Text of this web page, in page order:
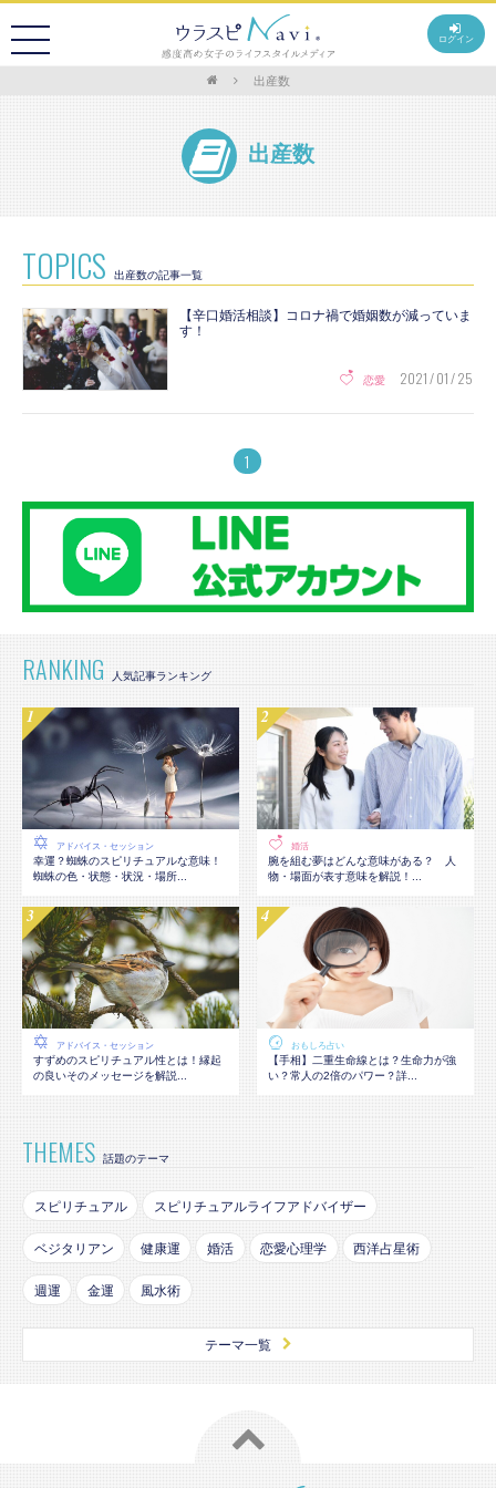
ログイン
出産数
出産数
TOPICS 出産数の記事一覧
【辛口婚活相談】コロナ禍で婚姻数が減っていま
す！
恋愛 2021 / 01 / 25
1
RANKING
アドバイス・セッション
幸運？蜘蛛のスピリチュアルな意味！
蜘蛛の色・状態・状況・場所...
婚活
腕を組む夢はどんな意味がある？ 人
物・場面が表す意味を解説！...
アドバイス・セッション
すずめのスピリチュアル性とは！縁起
の良いそのメッセージを解説...
おもしろ占い
【手相】二重生命線とは？生命力が強
い？常人の2倍のパワー？詳...
THEMES 話題のテーマ
スピリチュアル スピリチュアルライフアドバイザー
ベジタリアン 健康運 婚活 恋愛心理学 西洋占星術
週運 金運 風水術
テーマ一覧